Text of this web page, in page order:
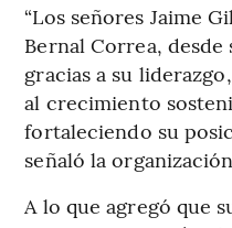
“Los señores Jaime
Bernal Correa, desde
gracias a su
al crecimiento
fortaleciendo su
señaló la
A lo que agregó que